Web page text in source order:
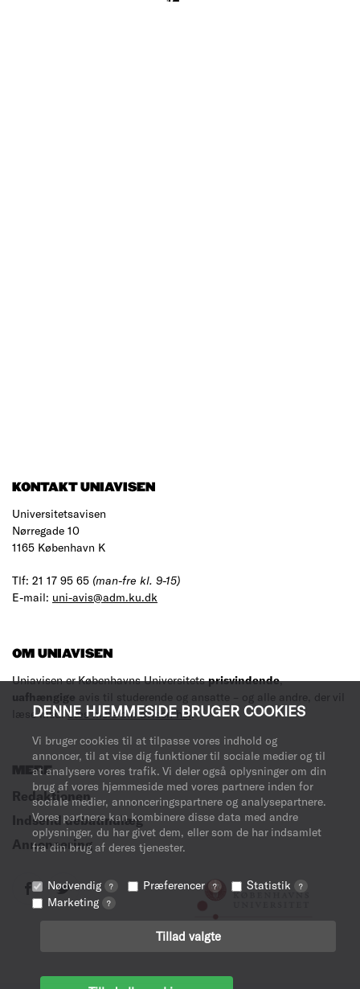
DENNE HJEMMESIDE BRUGER COOKIES
Vi bruger cookies til at tilpasse vores indhold og
annoncer, til at vise dig funktioner til sociale medier og til
at analysere vores trafik. Vi deler også oplysninger om din
brug af vores hjemmeside med vores partnere inden for
sociale medier, annonceringspartnere og analysepartnere.
Vores partnere kan kombinere disse data med andre
oplysninger, du har givet dem, eller som de har indsamlet
fra din brug af deres tjenester.
Nødvendig ? Præferencer ? Statistik ?
Marketing ?
Tillad valgte
KONTAKT UNIAVISEN
Universitetsavisen
Nørregade 10
1165 København K
Tlf: 21 17 95 65 (man-fre kl. 9-15)
E-mail: uni-avis@adm.ku.dk
OM UNIAVISEN
Uniavisen er Københavns Universitetsprisvindende,
uafhængige avis til studerende og ansatte – og alle andre, der vil
læse med.Læs mere om avisen her.
MERE
Redaktionen
Indsend debatindlæg
Annoncering